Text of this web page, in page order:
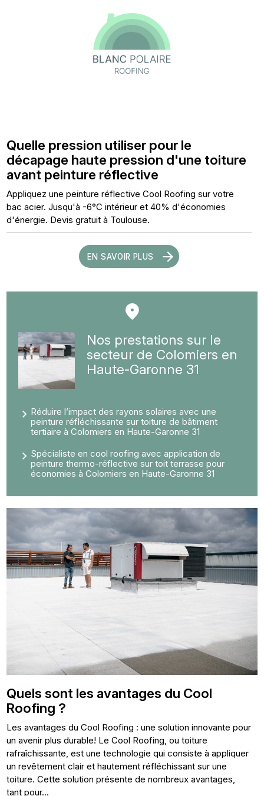
Quelle pression utiliser pour le
décapage haute pression d'une toiture
avant peinture réflective
Appliquez une peinture réflective Cool Roofing sur votre
bac acier. Jusqu'à -6°C intérieur et 40% d'économies
d'énergie. Devis gratuit à Toulouse.
EN SAVOIR PLUS
Nos prestations sur le
secteur de Colomiers en
Haute-Garonne 31
Réduire l’impact des rayons solaires avec une
peinture réfléchissante sur toiture de bâtiment
tertiaire à Colomiers en Haute-Garonne 31
Spécialiste en cool roofing avec application de
peinture thermo-réflective sur toit terrasse pour
économies à Colomiers en Haute-Garonne 31
Quels sont les avantages du Cool
Roofing ?
Les avantages du Cool Roofing : une solution innovante pour
un avenir plus durable! Le Cool Roofing, ou toiture
rafraîchissante, est une technologie qui consiste à appliquer
un revêtement clair et hautement réfléchissant sur une
toiture. Cette solution présente de nombreux avantages,
tant pour...